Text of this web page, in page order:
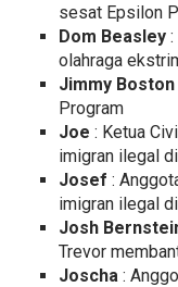
sesat Epsilon
Dom Beasley
olahraga
Jimmy Boston
Program
Joe : Ketua
imigran ilegal
Josef :
imigran ilegal
Josh
Trevor
Joscha :